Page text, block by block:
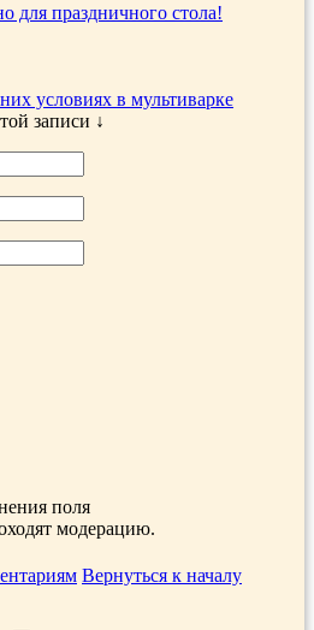
для праздничного стола!
условиях в мультиварке
записи ↓
поля
модерацию.
Вернуться к началу